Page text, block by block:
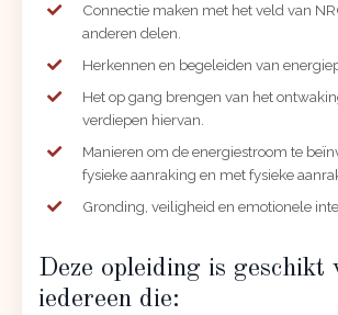
Connectie maken met het veld van
anderen delen.
Herkennen en begeleiden van
Het op gang brengen van het
verdiepen hiervan.
Manieren om de energiestroom te
fysieke aanraking en met fysieke
Gronding, veiligheid en emotionele
Deze opleiding is geschikt
iedereen die: